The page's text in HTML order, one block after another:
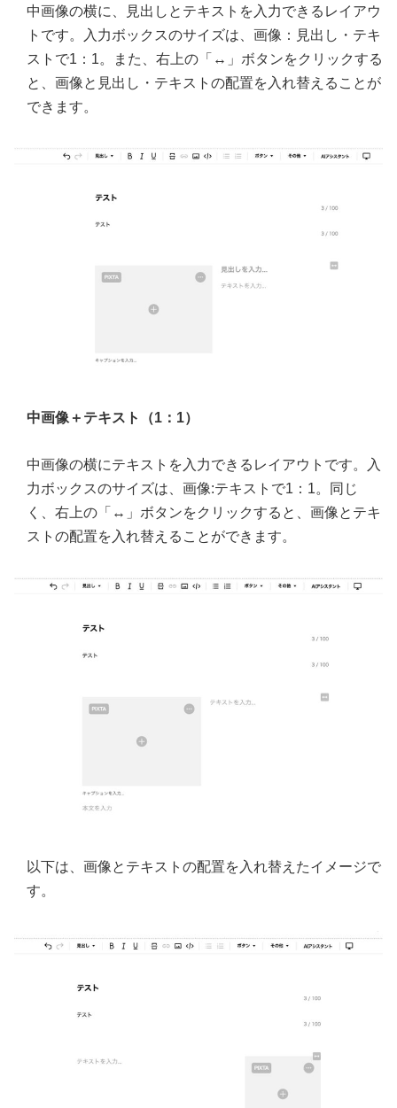
中画像の横に、見出しとテキストを入力できるレイアウ
トです。入力ボックスのサイズは、画像：見出し・テキ
ストで1：1。また、右上の「↔」ボタンをクリックする
と、画像と見出し・テキストの配置を入れ替えることが
できます。
中画像＋テキスト（1：1）
中画像の横にテキストを入力できるレイアウトです。入
力ボックスのサイズは、画像:テキストで1：1。同じ
く、右上の「↔」ボタンをクリックすると、画像とテキ
ストの配置を入れ替えることができます。
以下は、画像とテキストの配置を入れ替えたイメージで
す。